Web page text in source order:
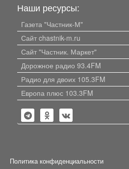
Наши ресурсы:
Газета "Частник-М"
Сайт chastnik-m.ru
Сайт "Частник. Маркет"
Дорожное радио 93.4FM
Радио для двоих 105.3FM
Европа плюс 103.3FM
Политика конфиденциальности